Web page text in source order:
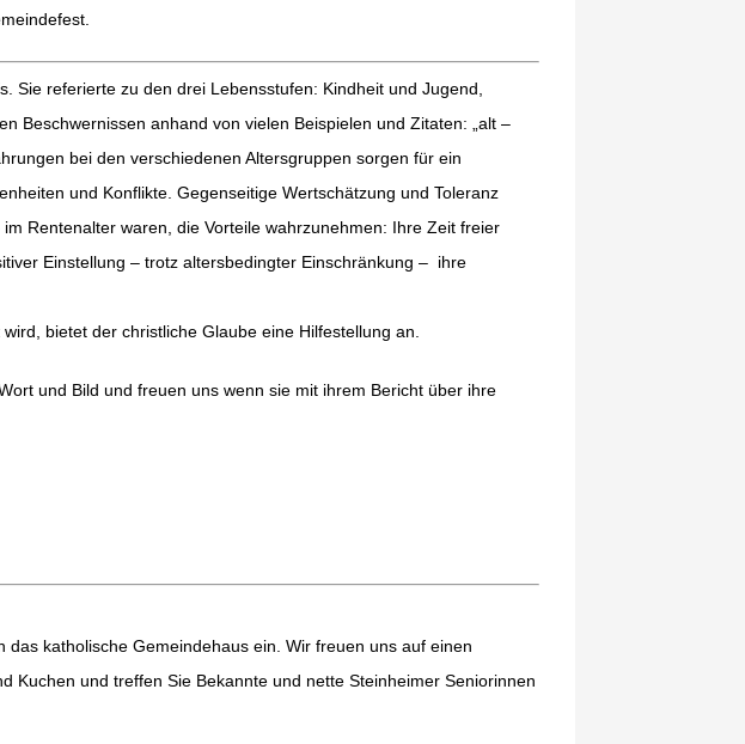
Sie referierte zu den drei Lebensstufen: Kindheit und Jugend,
Beschwernissen anhand von vielen Beispielen und Zitaten: „alt –
bei den verschiedenen Altersgruppen sorgen für ein
und Konflikte. Gegenseitige Wertschätzung und Toleranz
Rentenalter waren, die Vorteile wahrzunehmen: Ihre Zeit freier
Einstellung – trotz altersbedingter Einschränkung – ihre
bietet der christliche Glaube eine Hilfestellung an.
und Bild und freuen uns wenn sie mit ihrem Bericht über ihre
das katholische Gemeindehaus ein. Wir freuen uns auf einen
Kuchen und treffen Sie Bekannte und nette Steinheimer Seniorinnen